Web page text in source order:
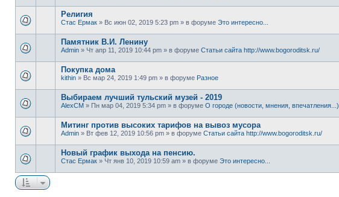
Религия
Стас Ермак » Вс июн 02, 2019 5:23 pm » в форуме Это интересно...
Памятник В.И. Ленину
Admin » Чт апр 11, 2019 10:44 pm » в форуме Статьи сайта http://www.bogoroditsk.ru/
Покупка дома
kithin » Вс мар 24, 2019 1:49 pm » в форуме Разное
Выбираем лучший тульский музей - 2019
AlexCM » Пн мар 04, 2019 5:34 pm » в форуме О городе (новости, мнения, впечатления...)
Митинг против высоких тарифов на вывоз мусора
Admin » Вт фев 12, 2019 10:56 pm » в форуме Статьи сайта http://www.bogoroditsk.ru/
Новый график выхода на пенсию.
Стас Ермак » Чт янв 10, 2019 10:59 am » в форуме Это интересно...